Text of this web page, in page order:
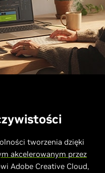
tworzenia dzięki
akcelerowanym przez
Adobe Creative Cloud,